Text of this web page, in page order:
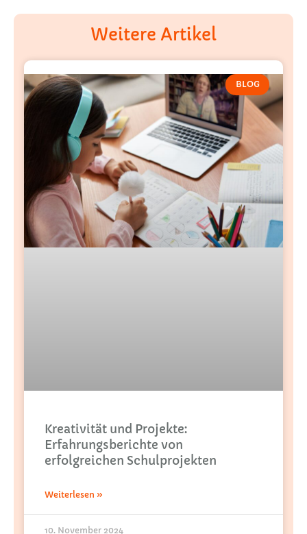
Weitere Artikel
BLOG
Kreativität und Projekte:
Erfahrungsberichte von
erfolgreichen Schulprojekten
Weiterlesen »
10. November 2024